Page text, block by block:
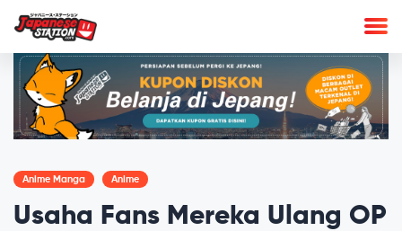
Anime Manga Anime
Usaha Fans Mereka Ulang OP